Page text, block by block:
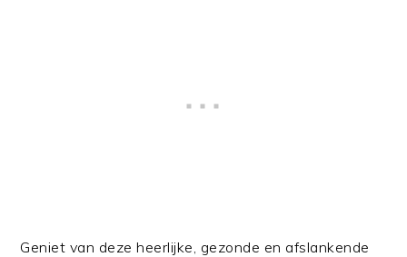
Geniet van deze heerlijke, gezonde en afslankende